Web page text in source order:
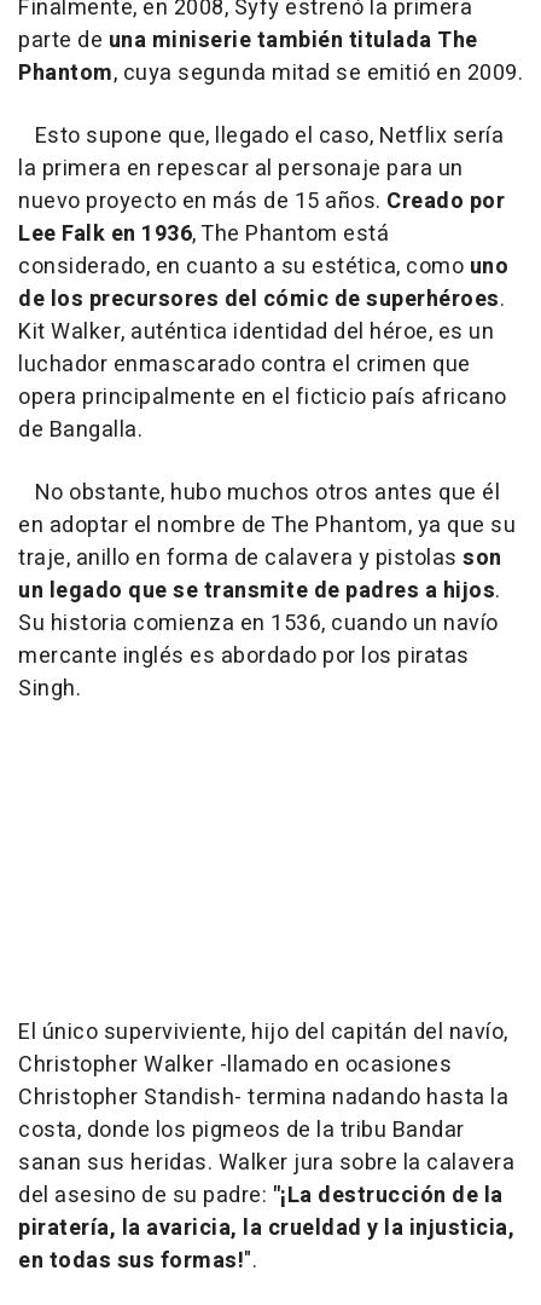
Finalmente, en 2008, Syfy estrenó la primera
parte de una miniserie también titulada The
Phantom, cuya segunda mitad se emitió en 2009.
Esto supone que, llegado el caso, Netflix sería
la primera en repescar al personaje para un
nuevo proyecto en más de 15 años. Creado por
Lee Falk en 1936, The Phantom está
considerado, en cuanto a su estética, como uno
de los precursores del cómic de superhéroes.
Kit Walker, auténtica identidad del héroe, es un
luchador enmascarado contra el crimen que
opera principalmente en el ficticio país africano
de Bangalla.
No obstante, hubo muchos otros antes que él
en adoptar el nombre de The Phantom, ya que su
traje, anillo en forma de calavera y pistolas son
un legado que se transmite de padres a hijos.
Su historia comienza en 1536, cuando un navío
mercante inglés es abordado por los piratas
Singh.
El único superviviente, hijo del capitán del navío,
Christopher Walker -llamado en ocasiones
Christopher Standish- termina nadando hasta la
costa, donde los pigmeos de la tribu Bandar
sanan sus heridas. Walker jura sobre la calavera
del asesino de su padre: "¡La destrucción de la
piratería, la avaricia, la crueldad y la injusticia,
en todas sus formas!".